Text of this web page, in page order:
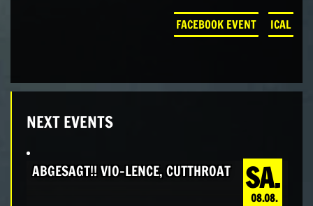
FACEBOOK EVENT ICAL
NEXT EVENTS
SA.
08.08.
ABGESAGT!! VIO-LENCE, CUTTHROAT